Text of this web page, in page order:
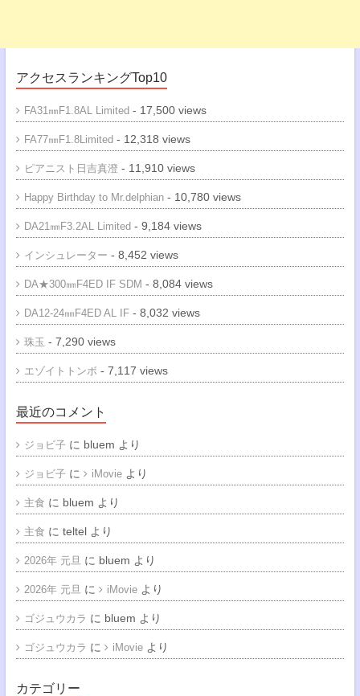
アクセスランキングTop10
FA31㎜F1.8AL Limited- 17,500 views
FA77㎜F1.8Limited- 12,318 views
ピアニスト日吉真澄 - 11,910 views
Happy Birthday to Mr.delphian- 10,780 views
DA21㎜F3.2AL Limited- 9,184 views
インシュレーター - 8,452 views
DA★300㎜F4ED IF SDM - 8,084 views
DA12-24㎜F4ED AL IF- 8,032 views
珠玉 - 7,290 views
エゾイトトンボ - 7,117 views
最近のコメント
ジョビ子 に bluem より
ジョビ子 に iMovieより
主食 に bluem より
主食 に teltelより
2026年 元旦 に bluem より
2026年 元旦 に iMovieより
ゴジュウカラ に bluem より
ゴジュウカラ に iMovieより
カテゴリー